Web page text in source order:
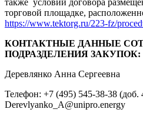
также условий договора
торговой площадке,
https://www.tektorg.ru/223-fz/
КОНТАКТНЫЕ ДАННЫЕ
ПОДРАЗДЕЛЕНИЯ ЗАКУПОК:
Деревлянко Анна Сергеевна
Телефон: +7 (495) 545-38-38 (доб.
Derevlyanko_A@unipro.energy